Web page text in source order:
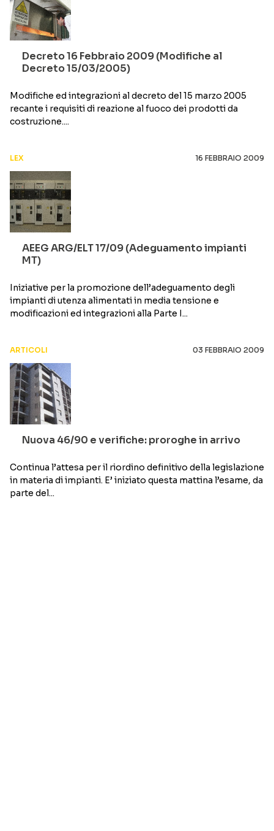
Decreto 16 Febbraio 2009 (Modifiche al
Decreto 15/03/2005)
Modifiche ed integrazioni al decreto del 15 marzo 2005
recante i requisiti di reazione al fuoco dei prodotti da
costruzione....
LEX 16 FEBBRAIO 2009
AEEG ARG/ELT 17/09 (Adeguamento impianti
MT)
Iniziative per la promozione dell’adeguamento degli
impianti di utenza alimentati in media tensione e
modificazioni ed integrazioni alla Parte I...
ARTICOLI 03 FEBBRAIO 2009
Nuova 46/90 e verifiche: proroghe in arrivo
Continua l’attesa per il riordino definitivo della legislazione
in materia di impianti. E’ iniziato questa mattina l’esame, da
parte del...